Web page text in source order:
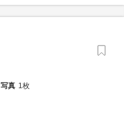
写真 1枚